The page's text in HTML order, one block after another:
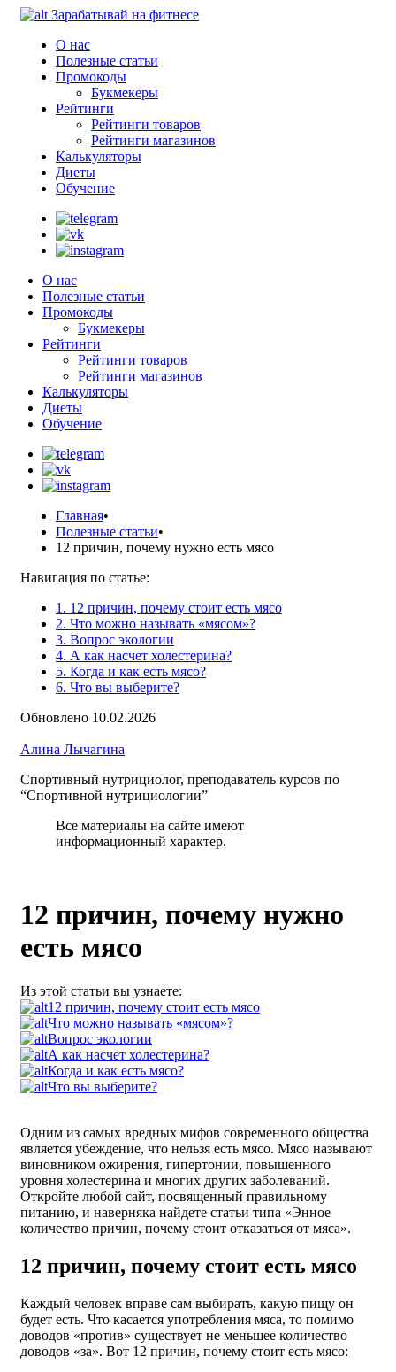
Зарабатывай на фитнесе
О нас
Полезные статьи
Промокоды
Букмекеры
Рейтинги
Рейтинги товаров
Рейтинги магазинов
Калькуляторы
Диеты
Обучение
О нас
Полезные статьи
Промокоды
Букмекеры
Рейтинги
Рейтинги товаров
Рейтинги магазинов
Калькуляторы
Диеты
Обучение
Главная•
Полезные статьи•
12 причин, почему нужно есть мясо
Навигация по статье:
1. 12 причин, почему стоит есть мясо
2. Что можно называть «мясом»?
3. Вопрос экологии
4. А как насчет холестерина?
5. Когда и как есть мясо?
6. Что вы выберите?
Обновлено 10.02.2026
Алина Лычагина
Спортивный нутрициолог, преподаватель курсов по
“Спортивной нутрициологии”
Все материалы на сайте имеют
информационный характер.
12 причин, почему нужно
есть мясо
Из этой статьи вы узнаете:
12 причин, почему стоит есть мясо
Что можно называть «мясом»?
Вопрос экологии
А как насчет холестерина?
Когда и как есть мясо?
Что вы выберите?
Одним из самых вредных мифов современного общества
является убеждение, что нельзя есть мясо. Мясо называют
виновником ожирения, гипертонии, повышенного
уровня холестерина и многих других заболеваний.
Откройте любой сайт, посвященный правильному
питанию, и наверняка найдете статьи типа «Энное
количество причин, почему стоит отказаться от мяса».
12 причин, почему стоит есть мясо
Каждый человек вправе сам выбирать, какую пищу он
будет есть. Что касается употребления мяса, то помимо
доводов «против» существует не меньшее количество
доводов «за». Вот 12 причин, почему стоит есть мясо: